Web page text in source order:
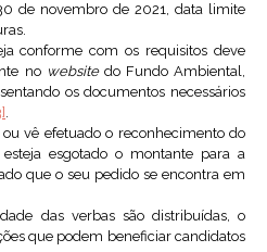
de novembro de 2021, data limite
conforme com os requisitos deve
no websitedo Fundo Ambiental,
os documentos necessários
.
vê efetuado o reconhecimento do
esgotado o montante para a
que o seu pedido se encontra em
das verbas são distribuídas, o
que podem beneficiar candidatos